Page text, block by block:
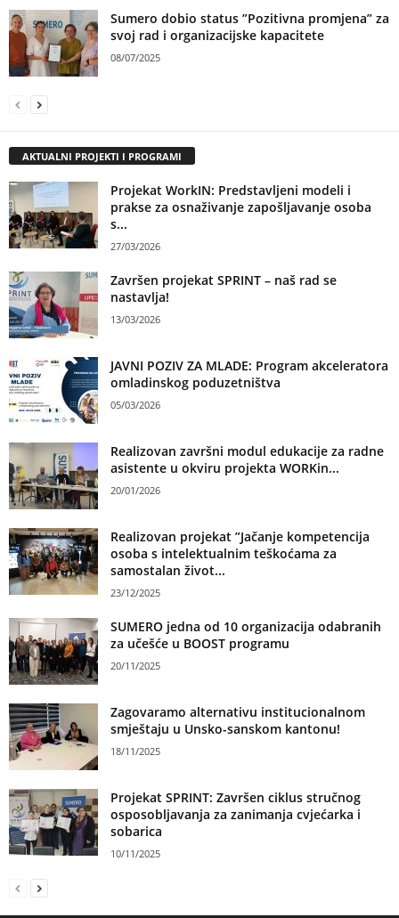
Sumero dobio status ”Pozitivna promjena” za
svoj rad i organizacijske kapacitete
08/07/2025
AKTUALNI PROJEKTI I PROGRAMI
Projekat WorkIN: Predstavljeni modeli i
prakse za osnaživanje zapošljavanje osoba
s...
27/03/2026
Završen projekat SPRINT – naš rad se
nastavlja!
13/03/2026
JAVNI POZIV ZA MLADE: Program akceleratora
omladinskog poduzetništva
05/03/2026
Realizovan završni modul edukacije za radne
asistente u okviru projekta WORKin...
20/01/2026
Realizovan projekat ”Jačanje kompetencija
osoba s intelektualnim teškoćama za
samostalan život...
23/12/2025
SUMERO jedna od 10 organizacija odabranih
za učešće u BOOST programu
20/11/2025
Zagovaramo alternativu institucionalnom
smještaju u Unsko-sanskom kantonu!
18/11/2025
Projekat SPRINT: Završen ciklus stručnog
osposobljavanja za zanimanja cvjećarka i
sobarica
10/11/2025